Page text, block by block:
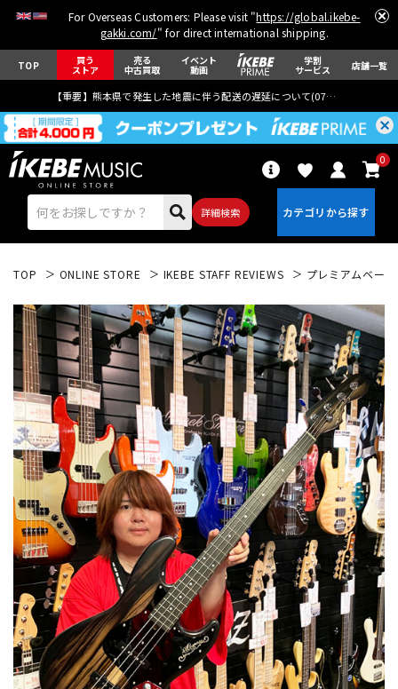
For Overseas Customers: Please visit "https://global.ikebe-
gakki.com/" for direct international shipping.
TOP 買う
ストア
売る
中古買取
イベント
動画
学割
サービス 店舗一覧
【重要】熊本県で発生した地震に伴う配送の遅延について(07月29日
詳細検索
0
エレキギター アコギ/エレアコ
ベース ウクレレ
ドラム パーカッション
キーボード 電子ピアノ
管楽器 その他楽器
アンプ エフェクター
TOP ONLINE STORE IKEBE STAFF REVIEWS プレミアムベー